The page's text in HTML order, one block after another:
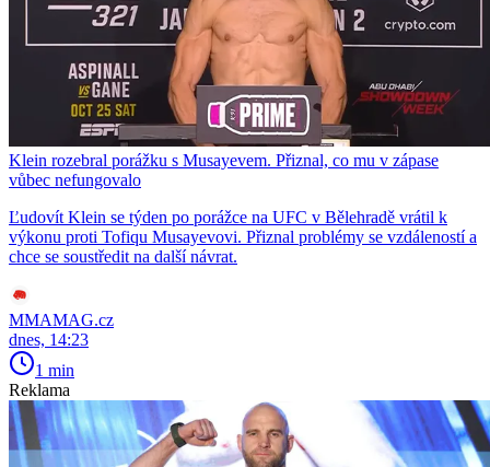
Klein rozebral porážku s Musayevem. Přiznal, co mu v zápase
vůbec nefungovalo
Ľudovít Klein se týden po porážce na UFC v Bělehradě vrátil k
výkonu proti Tofiqu Musayevovi. Přiznal problémy se vzdáleností a
chce se soustředit na další návrat.
MMAMAG.cz
dnes, 14:23
1 min
Reklama